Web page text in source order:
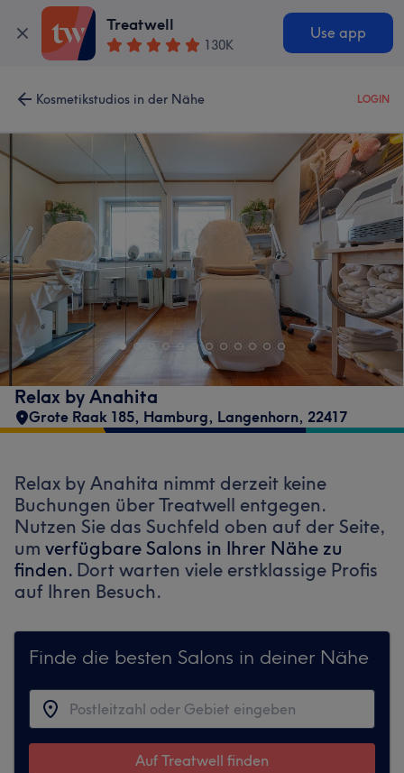
Treatwell
130K
Use app
Kosmetikstudios in der Nähe LOGIN
Relax by Anahita
Grote Raak 185, Hamburg, Langenhorn, 22417
Relax by Anahita nimmt derzeit keine
Buchungen über Treatwell entgegen.
Nutzen Sie das Suchfeld oben auf der Seite,
um verfügbare Salons in Ihrer Nähe zu
finden. Dort warten viele erstklassige Profis
auf Ihren Besuch.
Finde die besten Salons in deiner Nähe
Auf Treatwell finden